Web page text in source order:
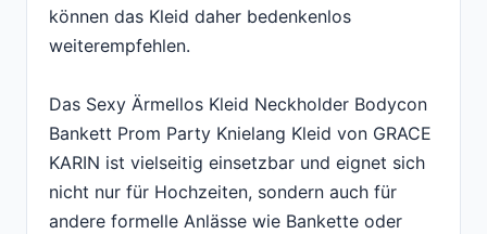
können das Kleid daher bedenkenlos
weiterempfehlen.
Das Sexy Ärmellos Kleid Neckholder Bodycon
Bankett Prom Party Knielang Kleid von GRACE
KARIN ist vielseitig einsetzbar und eignet sich
nicht nur für Hochzeiten, sondern auch für
andere formelle Anlässe wie Bankette oder